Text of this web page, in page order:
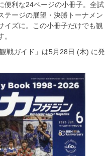
便利な24ページの小冊子。全試
テージの展望・決勝トーナメン
イズに。この小冊子だけでも観
戦ガイド」は5月28日 (木) に発